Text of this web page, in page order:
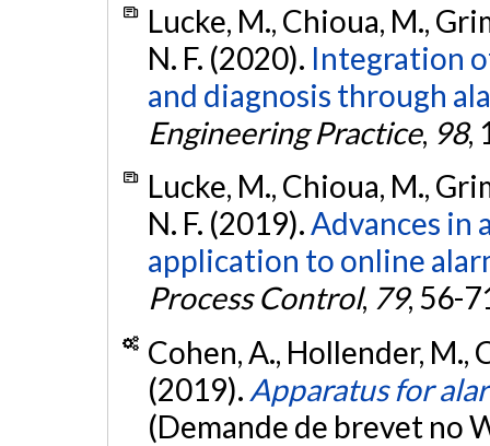
Lucke, M., Chioua, M.,
N. F. (2020). Integration
and diagnosis through
Engineering Practice, 98,
Lucke, M., Chioua, M.,
N. F. (2019).Advances in
application to online
Process Control, 79, 56-
Cohen, A., Hollender, M.,
(2019). Apparatus for
(Demande de brevet no